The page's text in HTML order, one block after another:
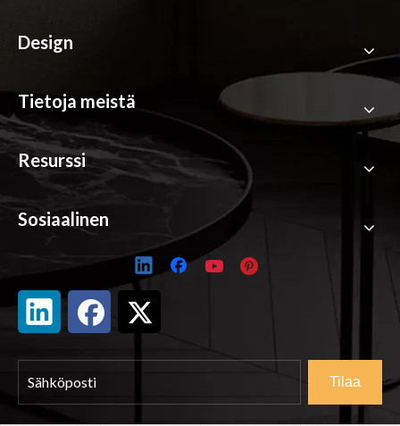
Design
Tietoja meistä
Resurssi
Sosiaalinen
Tilaa